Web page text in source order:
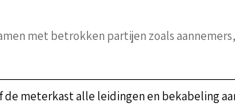
met betrokken partijen zoals aannemers,
meterkast alle leidingen en bekabeling